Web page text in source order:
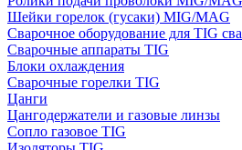
Шейки горелок (гусаки) MIG/MAG
Сварочное оборудование для TIG
Сварочные аппараты TIG
Блоки охлаждения
Сварочные горелки TIG
Цанги
Цангодержатели и газовые линзы
Сопло газовое TIG